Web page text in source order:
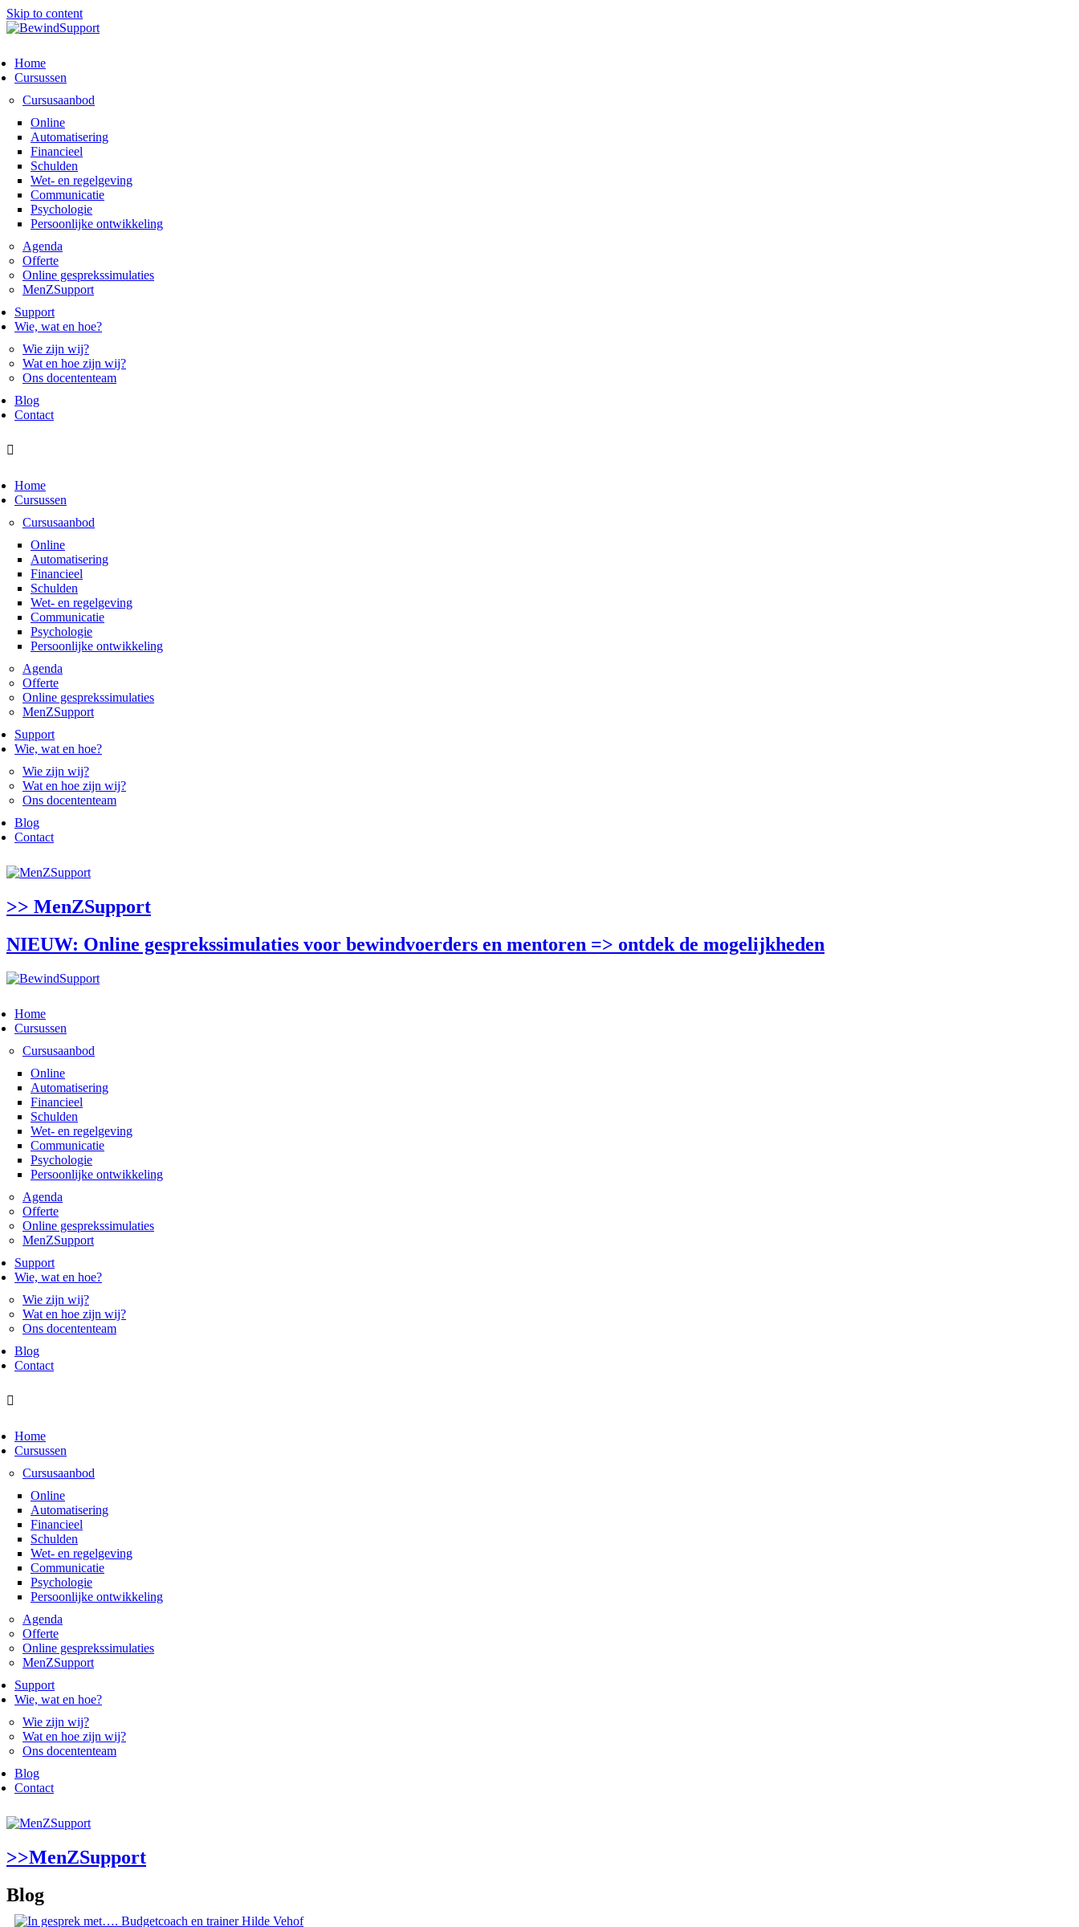
Skip to content
Home
Cursussen
Cursusaanbod
Online
Automatisering
Financieel
Schulden
Wet- en regelgeving
Communicatie
Psychologie
Persoonlijke ontwikkeling
Agenda
Offerte
Online gesprekssimulaties
MenZSupport
Support
Wie, wat en hoe?
Wie zijn wij?
Wat en hoe zijn wij?
Ons docententeam
Blog
Contact
Home
Cursussen
Cursusaanbod
Online
Automatisering
Financieel
Schulden
Wet- en regelgeving
Communicatie
Psychologie
Persoonlijke ontwikkeling
Agenda
Offerte
Online gesprekssimulaties
MenZSupport
Support
Wie, wat en hoe?
Wie zijn wij?
Wat en hoe zijn wij?
Ons docententeam
Blog
Contact
>> MenZSupport
NIEUW: Online gesprekssimulaties voor bewindvoerders en mentoren => ontdek de mogelijkheden
Home
Cursussen
Cursusaanbod
Online
Automatisering
Financieel
Schulden
Wet- en regelgeving
Communicatie
Psychologie
Persoonlijke ontwikkeling
Agenda
Offerte
Online gesprekssimulaties
MenZSupport
Support
Wie, wat en hoe?
Wie zijn wij?
Wat en hoe zijn wij?
Ons docententeam
Blog
Contact
Home
Cursussen
Cursusaanbod
Online
Automatisering
Financieel
Schulden
Wet- en regelgeving
Communicatie
Psychologie
Persoonlijke ontwikkeling
Agenda
Offerte
Online gesprekssimulaties
MenZSupport
Support
Wie, wat en hoe?
Wie zijn wij?
Wat en hoe zijn wij?
Ons docententeam
Blog
Contact
>>MenZSupport
Blog